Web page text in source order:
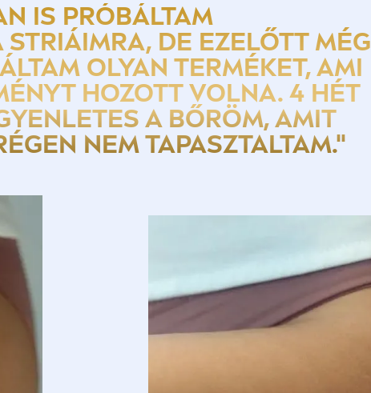
IS PRÓBÁLTAM
STRIÁIMRA, DE EZELŐTT MÉG
OLYAN TERMÉKET, AMI
HOZOTT VOLNA. 4 HÉT
A BŐRÖM, AMIT
NEM TAPASZTALTAM."